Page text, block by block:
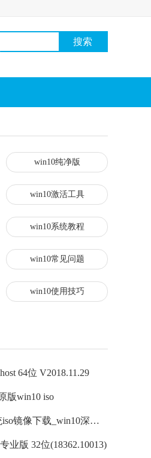
win10纯净版
win10激活工具
win10系统教程
win10常见问题
win10使用技巧
64位 V2018.11.29
版win10 iso
像下载_win10深度系统 3
业版 32位(18362.10013)